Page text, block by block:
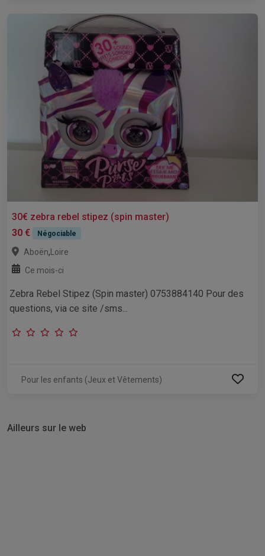
30€ zebra rebel stipez (spin master)
30 €
Négociable
Aboën, Loire
Ce mois-ci
Zebra Rebel Stipez (Spin master) 0753884140 Pour des
questions, via ce site /sms...
Pour les enfants (Jeux et Vêtements)
Ailleurs sur le web